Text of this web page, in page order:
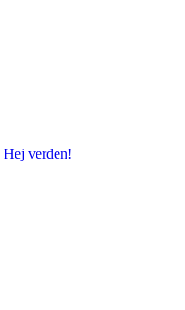
Hej verden!